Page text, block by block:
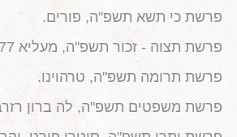
פרשת כי תשא תשפ"ה, פורים.
פרשת תצוה - זכור תשפ"ה, מעליא 777, יקבי כרמל.
פרשת תרומה תשפ"ה, טרהוינו.
פרשת משפטים תשפ"ה, לה ברון